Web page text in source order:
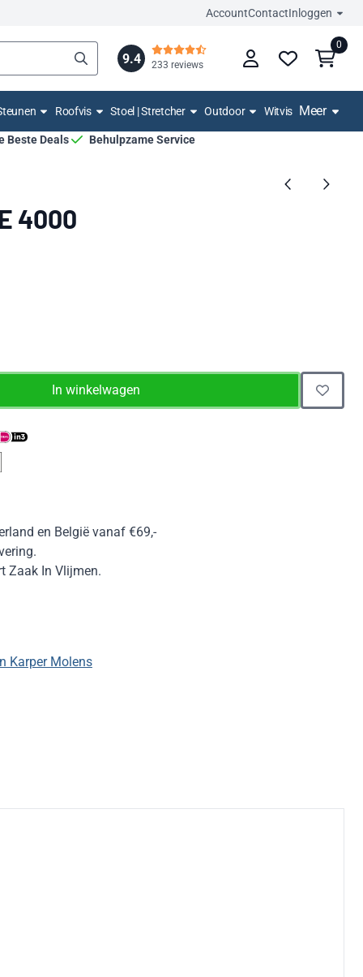
AccountContactInloggen
9.4 233 reviews
0
Roofvis Stoel | Stretcher Outdoor Witvis Meer
Beste Deals Behulpzame Service
4000
In winkelwagen
en België vanaf €69,-
Zaak In Vlijmen.
Karper Molens